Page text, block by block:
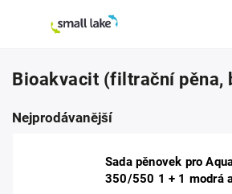
Bioakvacit (filtrační pěna,
Nejprodávanější
Sada pěnovek pro
350/550 1 + 1 modrá